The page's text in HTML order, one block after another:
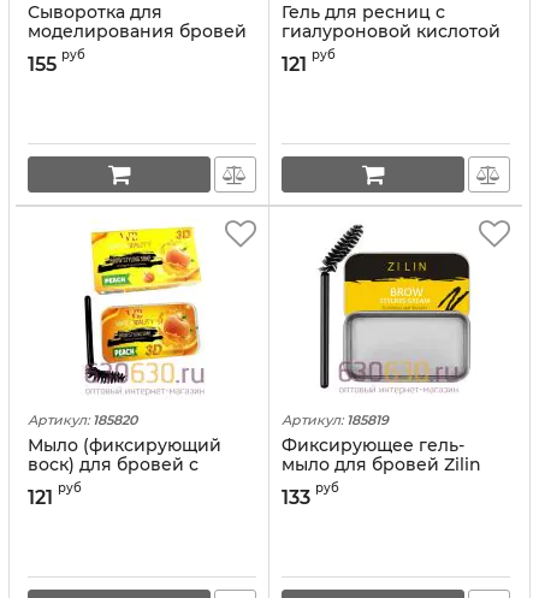
Сыворотка для
моделирования бровей
и ресниц VENZEN
"Modelling Liquid"
155 руб
Гель для ресниц с
гиалуроновой кислотой
Kiss Beauty (за 1шт.)
121 руб
Артикул: 185820
Мыло (фиксирующий
воск) для бровей с
экстрактом персика
Warda Beauty 3D
121 руб
Артикул: 185819
Фиксирующее гель-
мыло для бровей Zilin
"BROW Styling Gream"
10g
133 руб